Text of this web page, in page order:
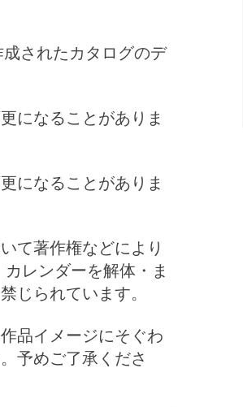
されたカタログのデ
になることがありま
になることがありま
て著作権などにより
レンダーを解体・ま
じられています。
品イメージにそぐわ
予めご了承くださ